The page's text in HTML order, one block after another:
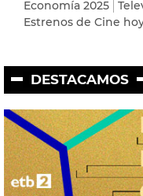
Economía 2025
Estrenos de Cine
DESTACAMOS